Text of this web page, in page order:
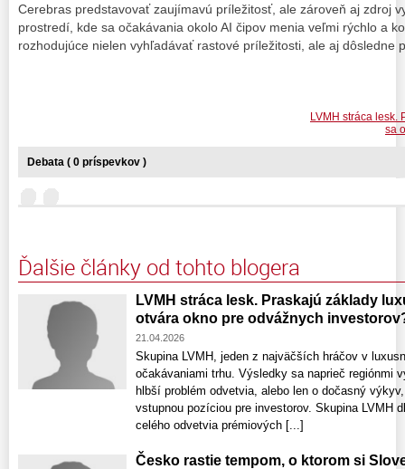
Cerebras predstavovať zaujímavú príležitosť, ale zároveň aj zdroj
prostredí, kde sa očakávania okolo AI čipov menia veľmi rýchlo a
rozhodujúce nielen vyhľadávať rastové príležitosti, ale aj dôsledne
LVMH stráca lesk.
sa
Debata ( 0 príspevkov )
Ďalšie články od tohto blogera
LVMH stráca lesk. Praskajú základy
otvára okno pre odvážnych
21.04.2026
Skupina LVMH, jeden z najväčších hráčov v
očakávaniami trhu. Výsledky sa naprieč regiónmi
hlbší problém odvetvia, alebo len o dočasný
vstupnou pozíciou pre investorov. Skupina LVMH
celého odvetvia prémiových [...]
Česko rastie tempom, o ktorom si